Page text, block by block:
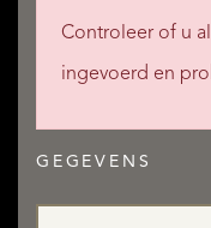
Controleer of u
ingevoerd en
GEGEVENS